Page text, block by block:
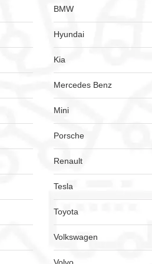
BMW
Hyundai
Kia
Mercedes Benz
Mini
Porsche
Renault
Tesla
Toyota
Volkswagen
Volvo